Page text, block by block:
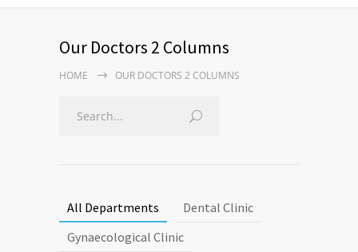
Our Doctors 2 Columns
HOME OUR DOCTORS 2 COLUMNS
All Departments
Dental Clinic
Gynaecological Clinic